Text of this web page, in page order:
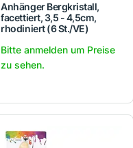
Anhänger Bergkristall,
facettiert, 3,5 - 4,5cm,
rhodiniert (6 St./VE)
Bitte anmelden um Preise
zu sehen.